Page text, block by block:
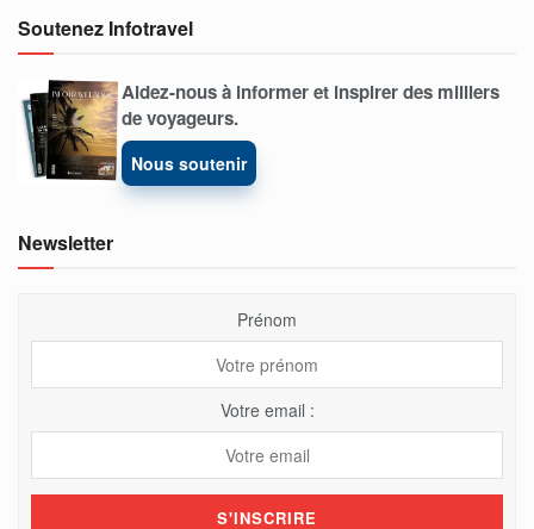
Soutenez Infotravel
Aidez-nous à informer et inspirer des milliers
de voyageurs.
Nous soutenir
Newsletter
Prénom
Votre email :